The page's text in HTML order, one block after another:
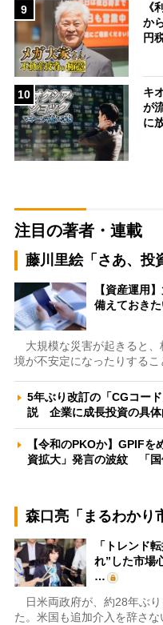
9
《
か
円
10
キ
が
に
注目の著者・連載
藤川里絵「さあ、投
【資産運用
備えておき
大規模な災害が起きると、
境が不安定になったりするこ
5年ぶり改訂の「CGコー
説 企業に成長投資の具
【令和のPKOか】GPIF
資拡大」発言の波紋 「
森口亮「まるわかり
「トレンド
れ”した市場
…
日米両政府が、約28年ぶり
た。米国も追加介入を辞さ